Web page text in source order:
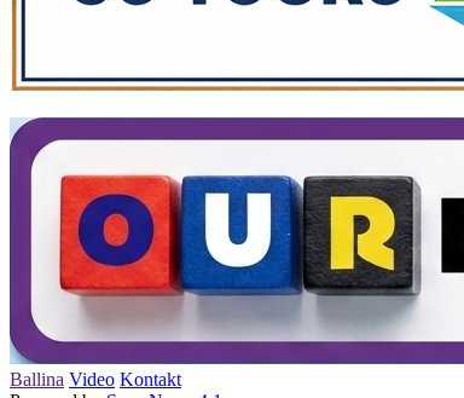
Ballina Video Kontakt